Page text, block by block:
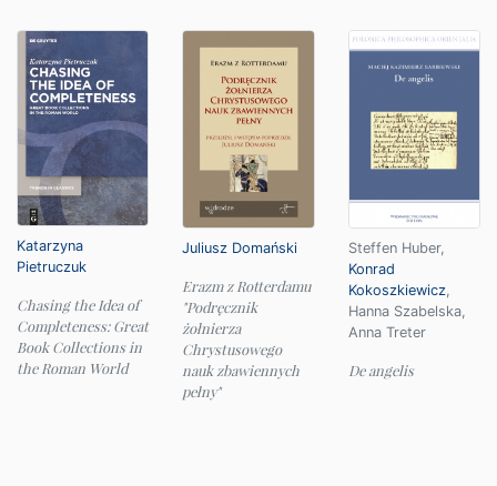
Katarzyna
Pietruczuk
Chasing the Idea of
Completeness: Great
Book Collections in
the Roman World
Juliusz Domański
Erazm z Rotterdamu
"Podręcznik
żołnierza
Chrystusowego
nauk zbawiennych
pełny"
Steffen Huber,
Konrad
Kokoszkiewicz,
Hanna Szabelska,
Anna Treter
De angelis